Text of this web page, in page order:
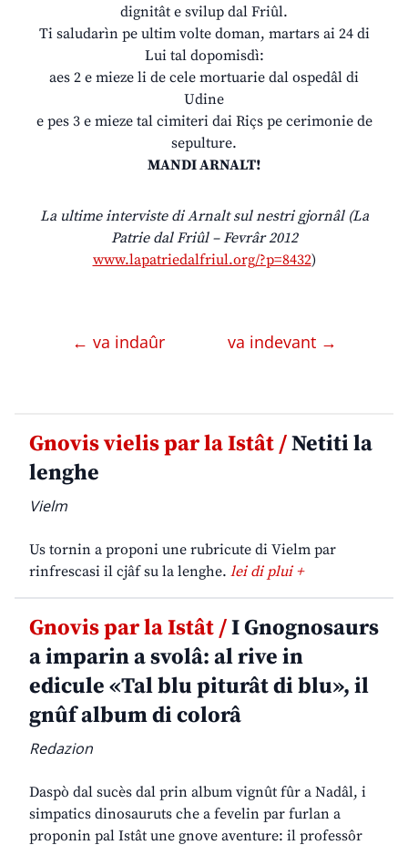
dignitât e svilup dal Friûl.
Ti saludarìn pe ultim volte doman, martars ai 24 di
Lui tal dopomisdì:
aes 2 e mieze li de cele mortuarie dal ospedâl di
Udine
e pes 3 e mieze tal cimiteri dai Riçs pe cerimonie de
sepulture.
MANDI ARNALT!
La ultime interviste di Arnalt sul nestri gjornâl (La
Patrie dal Friûl – Fevrâr 2012
www.lapatriedalfriul.org/?p=8432)
← va indaûr va indevant →
Gnovis vielis par la Istât /Netiti la
lenghe
Vielm
Us tornin a proponi une rubricute di Vielm par
rinfrescasi il cjâf su la lenghe. lei di plui +
Gnovis par la Istât /I Gnognosaurs
a imparin a svolâ: al rive in
edicule «Tal blu piturât di blu», il
gnûf album di colorâ
Redazion
Daspò dal sucès dal prin album vignût fûr a Nadâl, i
simpatics dinosauruts che a fevelin par furlan a
proponin pal Istât une gnove aventure: il professôr